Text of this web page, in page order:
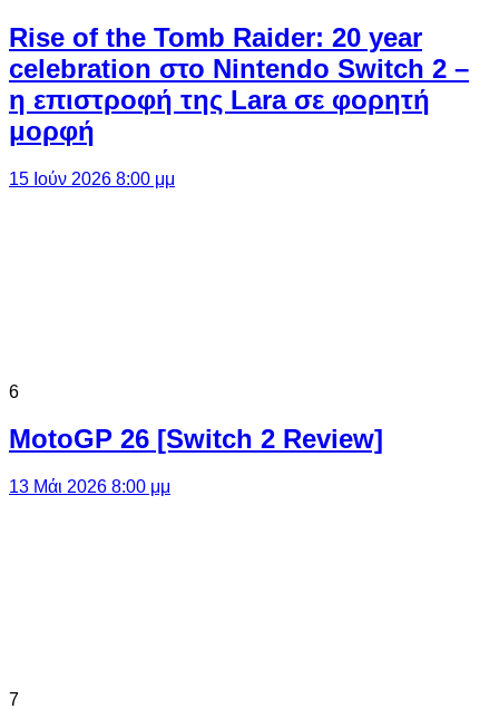
Rise of the Tomb Raider: 20 year
celebration στο Nintendo Switch 2 –
η επιστροφή της Lara σε φορητή
μορφή
15 Ιούν 2026 8:00 μμ
6
MotoGP 26 [Switch 2 Review]
13 Μάι 2026 8:00 μμ
7